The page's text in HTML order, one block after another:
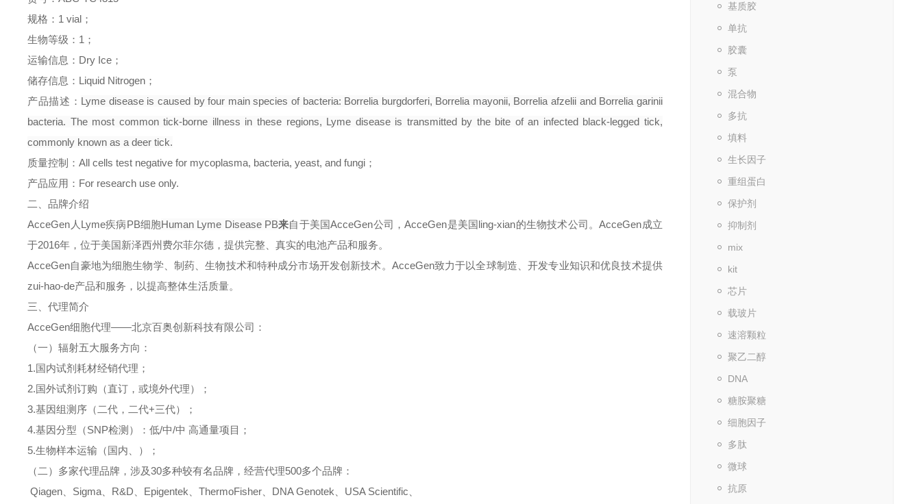
基质胶
单抗
胶囊
泵
混合物
多抗
填料
生长因子
重组蛋白
保护剂
抑制剂
mix
kit
芯片
载玻片
速溶颗粒
聚乙二醇
DNA
糖胺聚糖
细胞因子
多肽
微球
抗原
规格： 1 vial ；
生物等级： 1 ；
运输信息： Dry Ice ；
储存信息： Liquid Nitrogen ；
产品描述： Lyme disease is caused by four main species of bacteria: Borrelia burgdorferi, Borrelia mayonii, Borrelia afzelii and Borrelia garinii
bacteria. The most common tick-borne illness in these regions, Lyme disease is transmitted by the bite of an infected black-legged tick,
commonly known as a deer tick.
质量控制：All cells test negative for mycoplasma, bacteria, yeast, and fungi ；
产品应用： For research use only.
二、品牌介绍
AcceGen 人 Lyme疾病PB细胞Human Lyme Disease PB来自于美国AcceGen公司，AcceGen是美国ling-xian的生物技术公司。AcceGen成立
于2016年，位于美国新泽西州费尔菲尔德，提供完整、真实的电池产品和服务。
AcceGen自豪地为细胞生物学、制药、生物技术和特种成分市场开发创新技术。 AcceGen致力于以全球制造、开发专业知识和优良技术提供
zui-hao-de产品和服务，以提高整体生活质量。
三、代理简介
AcceGen细胞代理——北京百奥创新科技有限公司：
（一）辐射五大服务方向：
1.国内试剂耗材经销代理；
2.国外试剂订购（直订，或境外代理）；
3.基因组测序（二代，二代+三代）；
4.基因分型（SNP检测）：低/中/中 高通量项目；
5.生物样本运输（国内、）；
（二）多家代理品牌，涉及30多种较有名品牌，经营代理500多个品牌：
Qiagen
Sigma R&D Epigentek 、ThermoFisher DNA Genotek USA Scientific